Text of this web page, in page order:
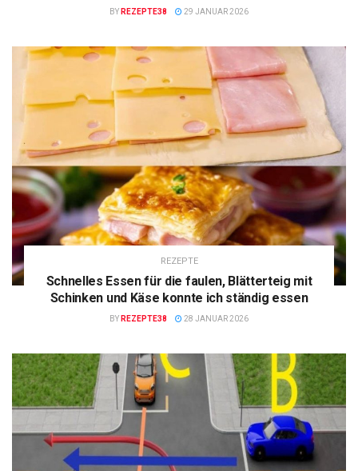
BY REZEPTE38 29 JANUAR 2026
REZEPTE
Schnelles Essen für die faulen, Blätterteig mit
Schinken und Käse konnte ich ständig essen
BY REZEPTE38 28 JANUAR 2026